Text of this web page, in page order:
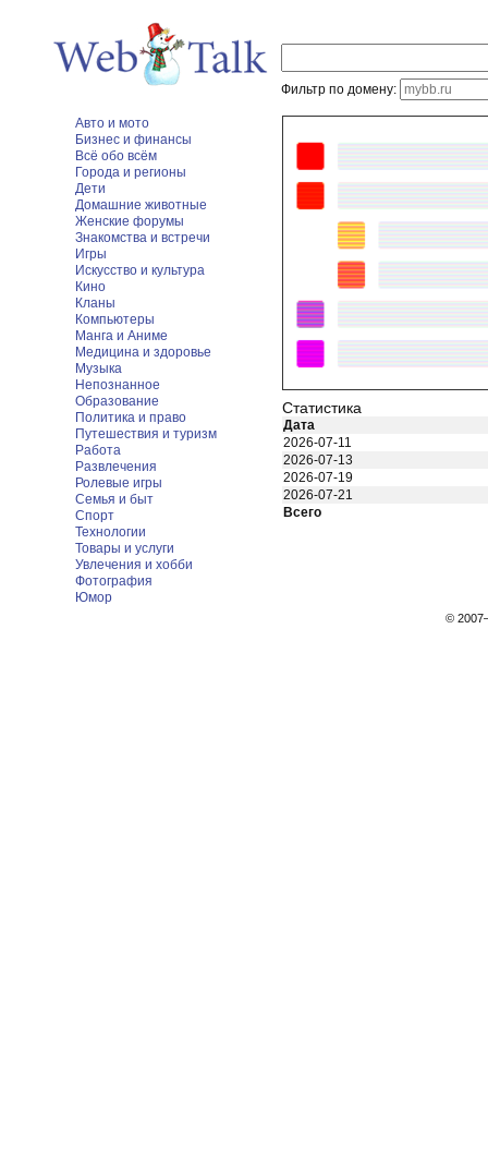
Фильтр по домену:
Авто и мото
Бизнес и финансы
Всё обо всём
Города и регионы
Дети
Домашние животные
Женские форумы
Знакомства и встречи
Игры
Искусство и культура
Кино
Кланы
Компьютеры
Манга и Аниме
Медицина и здоровье
Музыка
Непознанное
Образование
Политика и право
Путешествия и туризм
Работа
Развлечения
Ролевые игры
Семья и быт
Спорт
Технологии
Товары и услуги
Увлечения и хобби
Фотография
Юмор
Статистика
Дата
2026-07-11
2026-07-13
2026-07-19
2026-07-21
Всего
©